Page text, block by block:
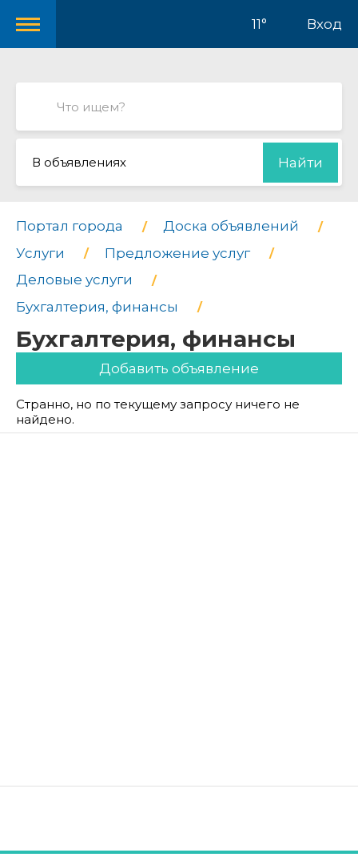
11° Вход
В объявлениях Найти
Портал города
Доска объявлений
Услуги
Предложение услуг
Деловые услуги
Бухгалтерия, финансы
Бухгалтерия, финансы
Добавить объявление
Странно, но по текущему запросу ничего не
найдено.